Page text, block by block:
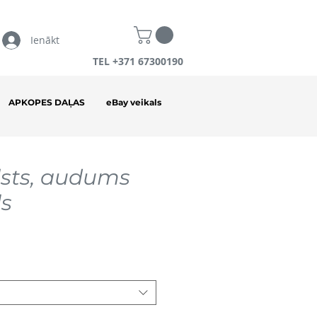
Ienākt
TEL +371 67300190
APKOPES DAĻAS eBay veikals
audums